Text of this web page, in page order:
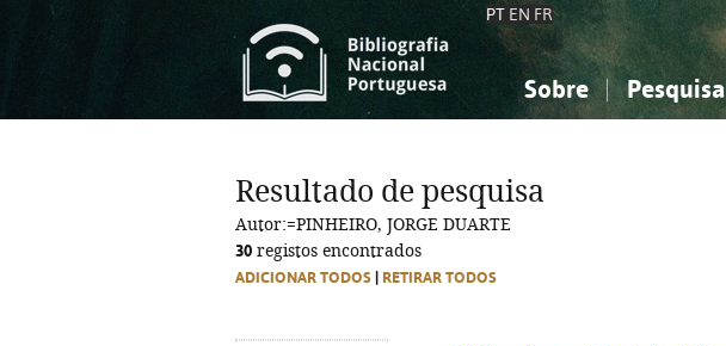
PT EN FR
Sobre Pesquisa
Ciências sociais...
Ciências sociais...
Resultado de pesquisa
Autor:=PINHEIRO, JORGE DUARTE
30 registos encontrados
ADICIONAR TODOS RETIRAR TODOS